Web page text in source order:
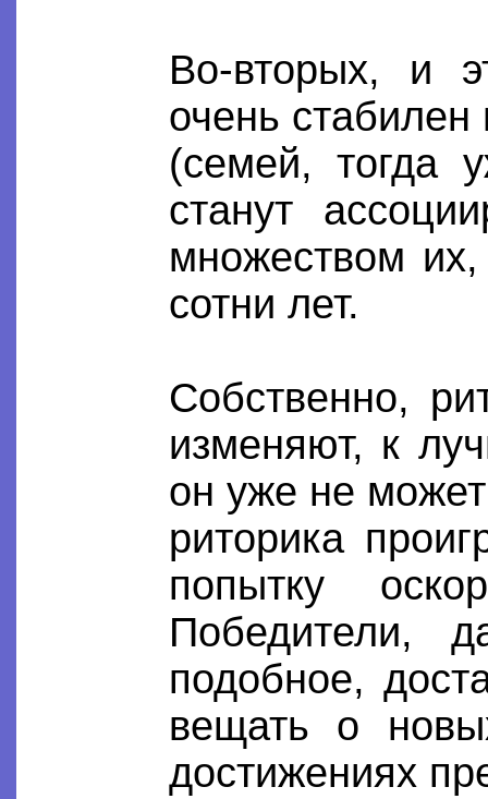
Во-вторых, и
очень
(семей, тогда
станут
множеством
сотни лет.
Собственно,
изменяют, к
он уже не
риторика
попытку
Победители,
подобное,
вещать о
достижениях